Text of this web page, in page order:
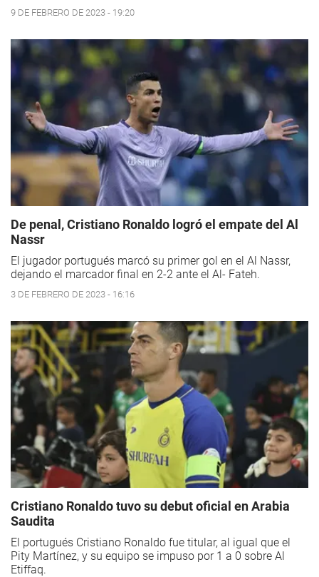
9 DE FEBRERO DE 2023 - 19:20
De penal, Cristiano Ronaldo logró el empate del Al
Nassr
El jugador portugués marcó su primer gol en el Al Nassr,
dejando el marcador final en 2-2 ante el Al- Fateh.
3 DE FEBRERO DE 2023 - 16:16
Cristiano Ronaldo tuvo su debut oficial en Arabia
Saudita
El portugués Cristiano Ronaldo fue titular, al igual que el
Pity Martínez, y su equipo se impuso por 1 a 0 sobre Al
Etiffaq.